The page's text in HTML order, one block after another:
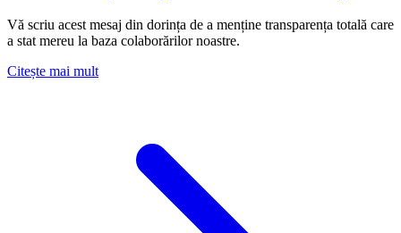
Vă scriu acest mesaj din dorința de a menține transparența totală care
a stat mereu la baza colaborărilor noastre.
Citește mai multabout Comunicat Oficial: Transparență, Securitate și